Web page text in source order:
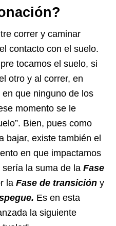
correr y caminar
contacto con el suelo.
tocamos el suelo, si
otro y al correr, en
que ninguno de los
momento se le
Bien, pues como
bajar, existe también el
en que impactamos
la suma de la Fase
la Fase de transición y
Es en esta
la siguiente